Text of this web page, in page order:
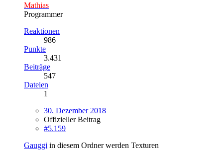
Mathias
Programmer
Reaktionen
986
Punkte
3.431
Beiträge
547
Dateien
1
30. Dezember 2018
Offizieller Beitrag
#5.159
Gauggi in diesem Ordner werden Texturen